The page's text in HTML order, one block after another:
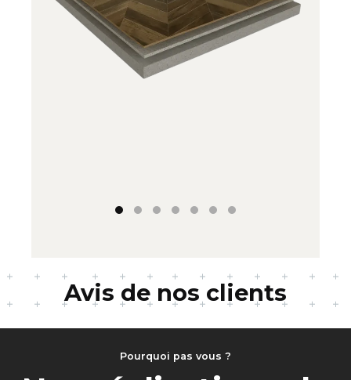
Avis de nos clients
Pourquoi pas vous ?